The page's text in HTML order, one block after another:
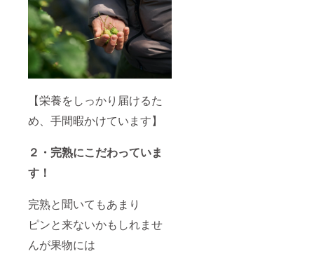
【栄養をしっかり届けるた
め、手間暇かけています】
２・完熟にこだわっていま
す！
完熟と聞いてもあまり
ピンと来ないかもしれませ
んが果物には